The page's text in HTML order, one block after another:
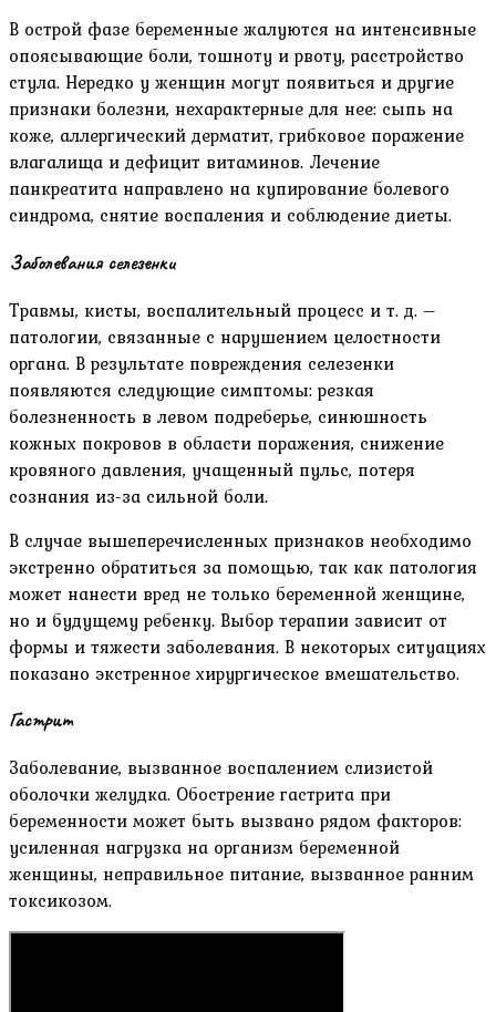
В острой фазе беременные жалуются на интенсивные
опоясывающие боли, тошноту и рвоту, расстройство
стула. Нередко у женщин могут появиться и другие
признаки болезни, нехарактерные для нее: сыпь на
коже, аллергический дерматит, грибковое поражение
влагалища и дефицит витаминов. Лечение
панкреатита направлено на купирование болевого
синдрома, снятие воспаления и соблюдение диеты.
Заболевания селезенки
Травмы, кисты, воспалительный процесс и т. д. –
патологии, связанные с нарушением целостности
органа. В результате повреждения селезенки
появляются следующие симптомы: резкая
болезненность в левом подреберье, синюшность
кожных покровов в области поражения, снижение
кровяного давления, учащенный пульс, потеря
сознания из-за сильной боли.
В случае вышеперечисленных признаков необходимо
экстренно обратиться за помощью, так как патология
может нанести вред не только беременной женщине,
но и будущему ребенку. Выбор терапии зависит от
формы и тяжести заболевания. В некоторых ситуациях
показано экстренное хирургическое вмешательство.
Гастрит
Заболевание, вызванное воспалением слизистой
оболочки желудка. Обострение гастрита при
беременности может быть вызвано рядом факторов:
усиленная нагрузка на организм беременной
женщины, неправильное питание, вызванное ранним
токсикозом.